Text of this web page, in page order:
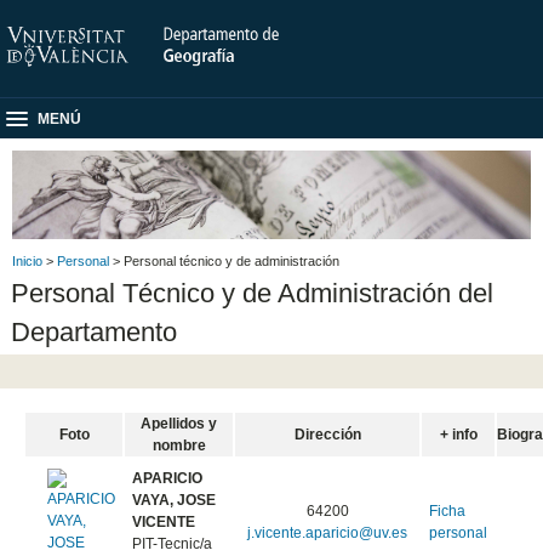
MENÚ
Inicio > Personal > Personal técnico y de administración
Personal Técnico y de Administración del
Departamento
Foto
Apellidos y
nombre
Dirección + info
APARICIO
VAYA, JOSE
VICENTE
PIT-Tecnic/a
64200
j.vicente.aparicio@uv.es
Ficha
personal